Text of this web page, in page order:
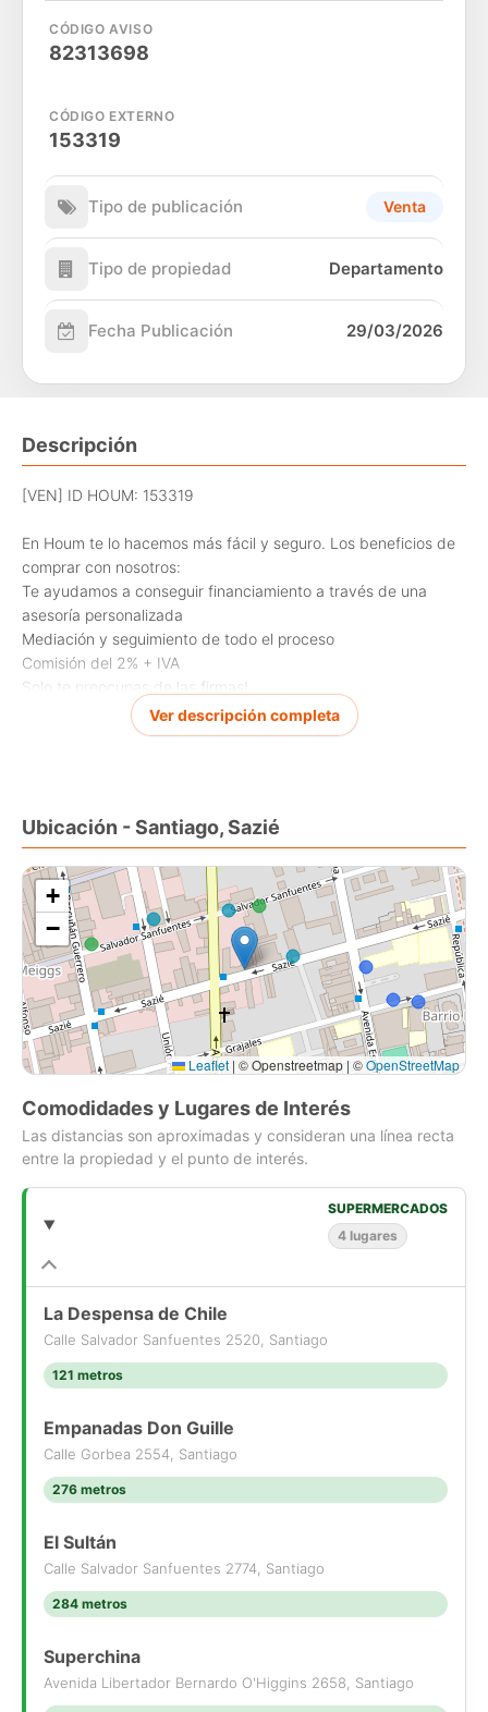
CÓDIGO AVISO
82313698
CÓDIGO EXTERNO
153319
Tipo de publicación Venta
Tipo de propiedad Departamento
Fecha Publicación 29/03/2026
Descripción
[VEN] ID HOUM: 153319
En Houm te lo hacemos más fácil y seguro. Los beneficios de
comprar con nosotros:
Te ayudamos a conseguir financiamiento a través de una
asesoría personalizada
Mediación y seguimiento de todo el proceso
Comisión del 2% + IVA
Solo te preocupas de las firmas!
Departamento en venta, ubicado en la comuna de Santiago,
Sus principales características son:
1 dormitorio
1 baño
No Admite mascotas
Año de construcción: 2024
Conexión a lavadora
Además, el inmueble cuenta con las siguientes amenidades:
Salón de eventos
Piscina
Gimnasio
Lavandería
Quincho
Si compras con nosotros, te brindamos asesoría personalizada
durante todo el proceso.
Más que una corredora, somos Houm.
*Aplican T&C
Ver descripción completa
Ubicación - Santiago, Sazié
+
−
Leaflet | © Openstreetmap | ©OpenStreetMap
Comodidades y Lugares de Interés
Las distancias son aproximadas y consideran una línea recta
entre la propiedad y el punto de interés.
SUPERMERCADOS
4 lugares
La Despensa de Chile
Calle Salvador Sanfuentes 2520, Santiago
121 metros
Empanadas Don Guille
Calle Gorbea 2554, Santiago
276 metros
El Sultán
Calle Salvador Sanfuentes 2774, Santiago
284 metros
Superchina
Avenida Libertador Bernardo O'Higgins 2658, Santiago